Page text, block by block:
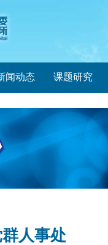
闻动态 课题研究
群人事处